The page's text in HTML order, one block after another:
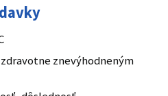
znevýhodneným